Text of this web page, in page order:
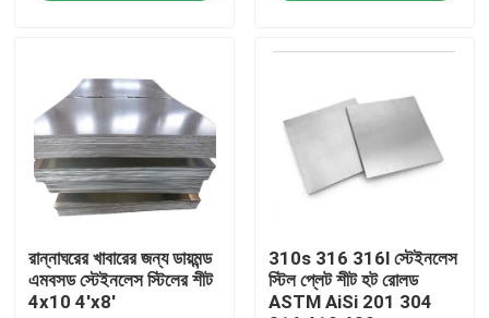
স্টেইনলেস স্টীল কুণ্ডলী
এসএস স্কয়ার টিউব
স্টেইনলেস স্টীল ফালা
রান্নাঘরের খাবারের জন্য ডায়মন্ড
এমবসড স্টেইনলেস স্টিলের শীট
4x10 4'x8'
310s 316 316l স্টেইনলেস
স্টিল প্লেট শীট হট রোলড
ASTM AiSi 201 304